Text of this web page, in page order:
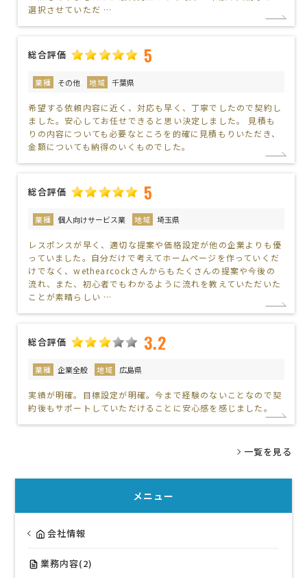
選択させていただ …
総合評価 5
業種 その他 地域 千葉県
希望する依頼内容に近く、対応も早く、丁寧でしたので契約し
ました。安心してお任せできると思い決定しました。 見積も
りの内容についても必要なところを的確に見積もりいただき、
金額についても納得のいくものでした。
総合評価 5
業種 個人向けサービス業 地域 埼玉県
レスポンスが早く、適切な提案や価格設定が他の企業よりも優
っていました。自分だけで考えてホームページを作っていくだ
けでなく、wethearcockさんからもたくさんの提案や今後の
流れ、また、初心者でもわかるように流れを教えていただいた
ことが素晴らしい …
総合評価 3.2
業種 企業全般 地域 広島県
実績が明確。目標設定が明確。今まで経験のないことなので契
約後もサポートしていただけることに安心感を感じました。
一覧を見る
メニュー
会社情報
業務内容(2)